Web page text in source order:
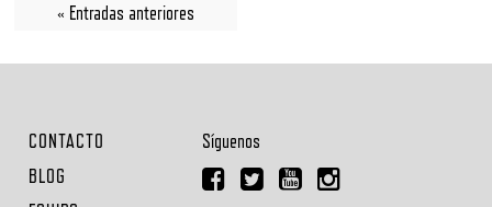
« Entradas anteriores
CONTACTO
BLOG
Síguenos